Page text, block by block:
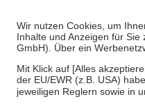
Um das Engagement der
• Kindern und Jugendlichen
• Untersuchungen zur
• empfohlenen
• Harn- und Blutteststreifen